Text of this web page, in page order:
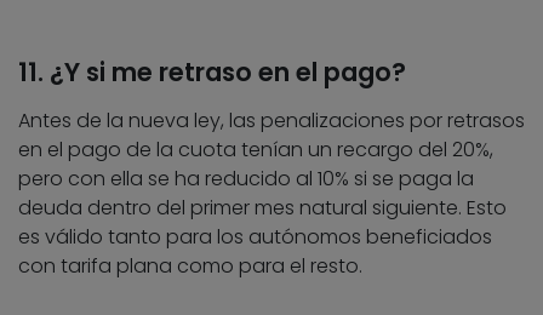
11. ¿Y si me retraso en el pago?
Antes de la nueva ley, las penalizaciones por retrasos
en el pago de la cuota tenían un recargo del 20%,
pero con ella se ha reducido al 10% si se paga la
deuda dentro del primer mes natural siguiente. Esto
es válido tanto para los autónomos beneficiados
con tarifa plana como para el resto.